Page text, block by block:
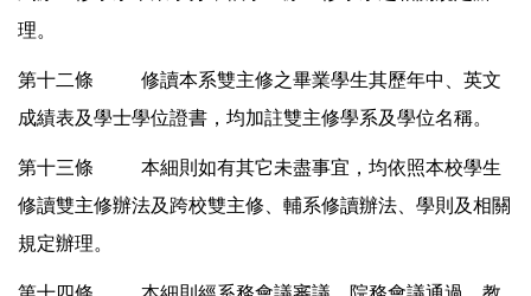
理。
第十二條 修讀本系雙主修之畢業學生其歷年中、英文
成績表及學士學位證書，均加註雙主修學系及學位名稱。
第十三條 本細則如有其它未盡事宜，均依照本校學生
修讀雙主修辦法及跨校雙主修、輔系修讀辦法、學則及相關
規定辦理。